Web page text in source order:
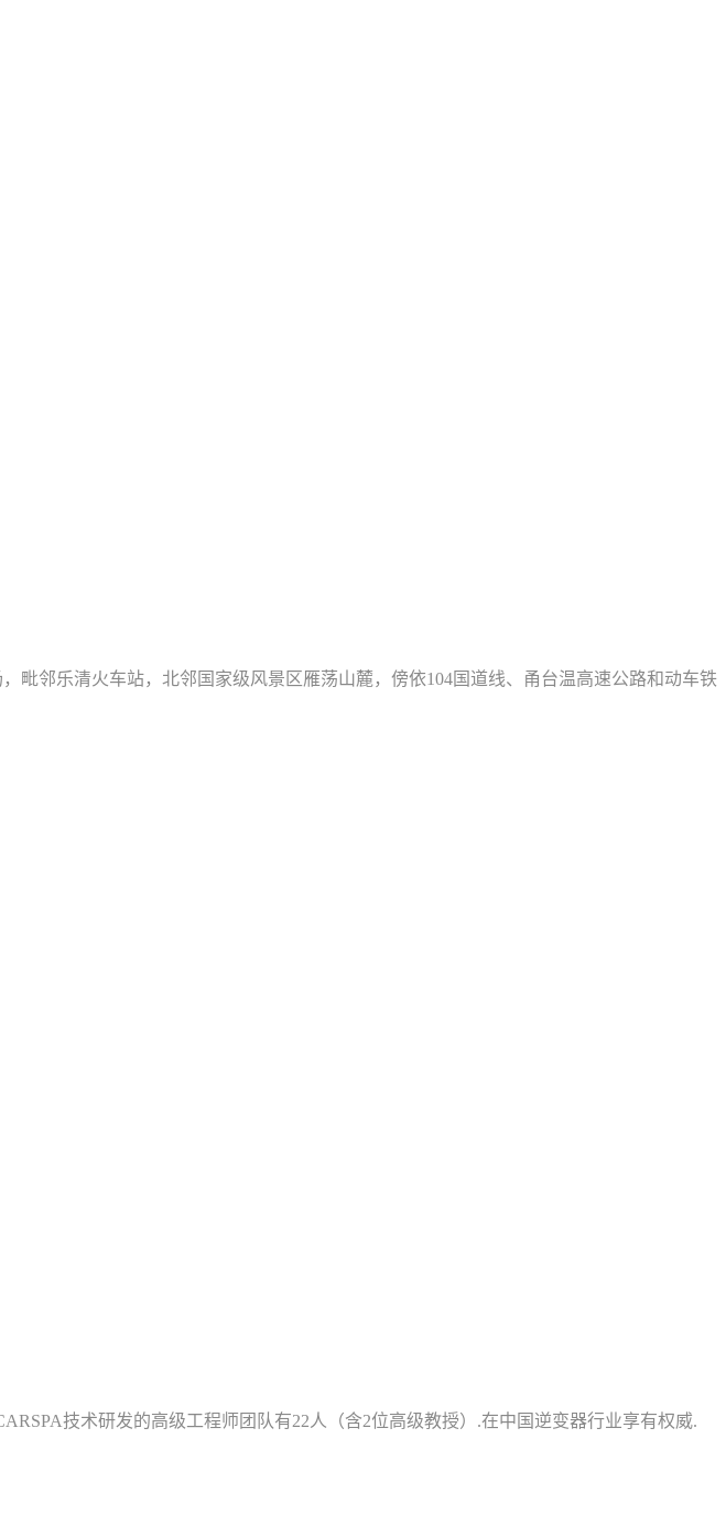
邻乐清火车站，北邻国家级风景区雁荡山麓，傍依104国道线、甬台温高速公路和动车铁
技术研发的高级工程师团队有22人（含2位高级教授）.在中国逆变器行业享有权威.